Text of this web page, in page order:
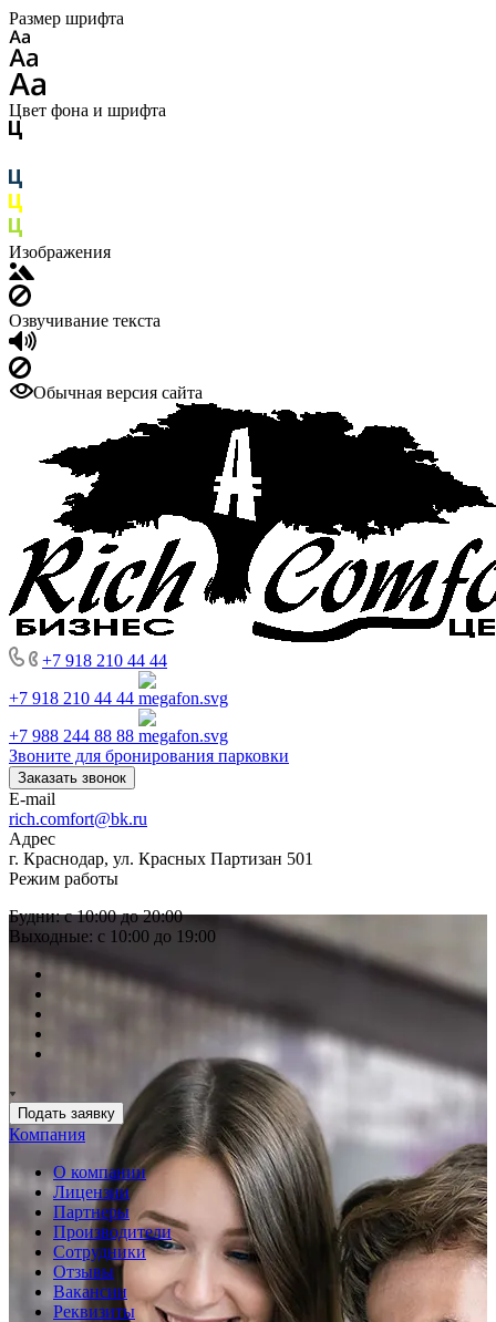
Размер шрифта
Цвет фона и шрифта
Изображения
Озвучивание текста
Обычная версия сайта
+7 918 210 44 44
+7 918 210 44 44
+7 988 244 88 88
Звоните для бронирования парковки
Заказать звонок
E-mail
rich.comfort@bk.ru
Адрес
г. Краснодар, ул. Красных Партизан 501
Режим работы
Будни: с 10:00 до 20:00
Выходные: с 10:00 до 19:00
Подать заявку
Компания
О компании
Лицензии
Партнеры
Производители
Сотрудники
Отзывы
Вакансии
Реквизиты